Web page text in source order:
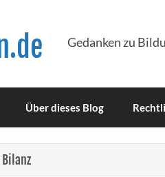
Gedanken zu
Über dieses Blog
Bilanz